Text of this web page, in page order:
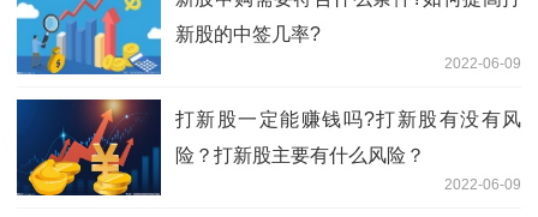
新股的中签几率?
2022-06-09
打新股一定能赚钱吗?打新股有没有风
险？打新股主要有什么风险？
2022-06-09